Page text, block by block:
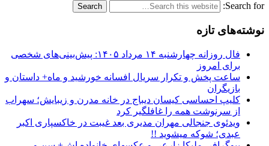
Search for:
نوشته‌های تازه
فال روزانه چهارشنبه ۱۴ مرداد ۱۴۰۵: پیش‌بینی‌های شخصی
برای امروز
ساعت پخش و تکرار سریال افسانه خورشید و ماه+ داستان و
بازیگران
کلیپ احساسی کیسان دیباج در خانه مدرن و زیبایش؛ سهراب
از سرنوشت همه را غافلگیر کرد
ویدئوی جنجالی مهران مدیری بعد غیبت در خاکسپاری اکبر
عبدی؛ شوکه میشوید !!